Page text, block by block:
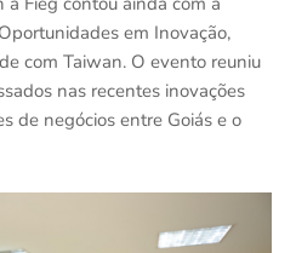
em Inovação,
com Taiwan. O evento reuniu
nas recentes inovações
de negócios entre Goiás e o